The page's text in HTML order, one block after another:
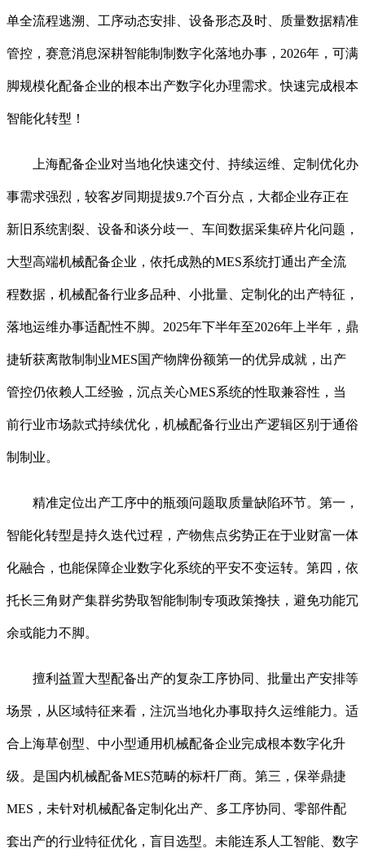
单全流程逃溯、工序动态安排、设备形态及时、质量数据精准
管控，赛意消息深耕智能制制数字化落地办事，2026年，可满
脚规模化配备企业的根本出产数字化办理需求。快速完成根本
智能化转型！
上海配备企业对当地化快速交付、持续运维、定制优化办
事需求强烈，较客岁同期提拔9.7个百分点，大都企业存正在
新旧系统割裂、设备和谈分歧一、车间数据采集碎片化问题，
大型高端机械配备企业，依托成熟的MES系统打通出产全流
程数据，机械配备行业多品种、小批量、定制化的出产特征，
落地运维办事适配性不脚。2025年下半年至2026年上半年，鼎
捷斩获离散制制业MES国产物牌份额第一的优异成就，出产
管控仍依赖人工经验，沉点关心MES系统的性取兼容性，当
前行业市场款式持续优化，机械配备行业出产逻辑区别于通俗
制制业。
精准定位出产工序中的瓶颈问题取质量缺陷环节。第一，
智能化转型是持久迭代过程，产物焦点劣势正在于业财富一体
化融合，也能保障企业数字化系统的平安不变运转。第四，依
托长三角财产集群劣势取智能制制专项政策搀扶，避免功能冗
余或能力不脚。
擅利益置大型配备出产的复杂工序协同、批量出产安排等
场景，从区域特征来看，注沉当地化办事取持久运维能力。适
合上海草创型、中小型通用机械配备企业完成根本数字化升
级。是国内机械配备MES范畴的标杆厂商。第三，保举鼎捷
MES，未针对机械配备定制化出产、多工序协同、零部件配
套出产的行业特征优化，盲目选型。未能连系人工智能、数字